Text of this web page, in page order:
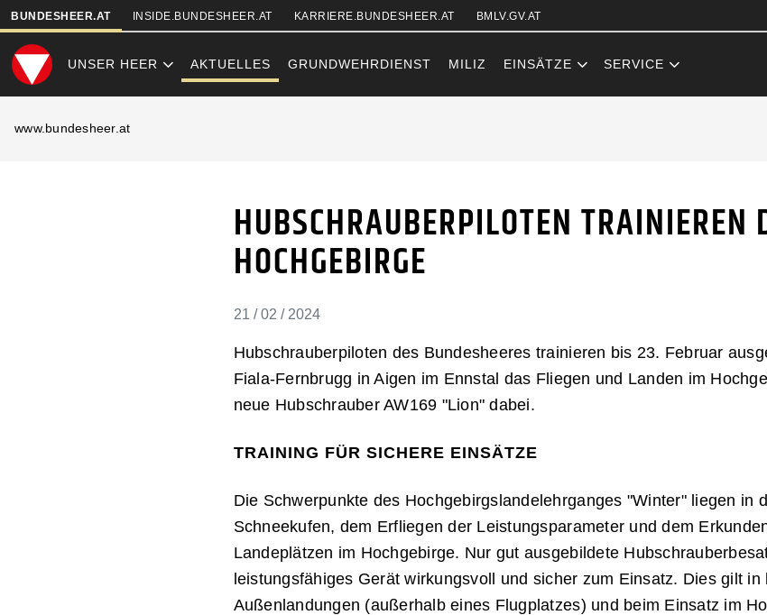
SKIPLINKS
BUNDESHEER.AT INSIDE.BUNDESHEER.AT KARRIERE.BUNDESHEER.AT BMLV.GV.AT
UNSER HEER AKTUELLES GRUNDWEHRDIENST MILIZ EINSÄTZE SERVICE
HUBSCHRAUBERPILOTEN
www.bundesheer.at
HUBSCHRAUBERPILOTEN TRAINIEREN
HOCHGEBIRGE
21 / 02 / 2024
Hubschrauberpiloten des Bundesheeres trainieren bis 23. Februar
Fiala-Fernbrugg in Aigen im Ennstal das Fliegen und Landen im
neue Hubschrauber AW169 "Lion" dabei.
TRAINING FÜR SICHERE EINSÄTZE
Die Schwerpunkte des Hochgebirgslandelehrganges "Winter" liegen in
Schneekufen, dem Erfliegen der Leistungsparameter und dem
Landeplätzen im Hochgebirge. Nur gut ausgebildete
leistungsfähiges Gerät wirkungsvoll und sicher zum Einsatz. Dies gilt
Außenlandungen (außerhalb eines Flugplatzes) und beim Einsatz im